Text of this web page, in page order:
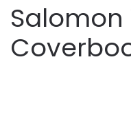
Salomon